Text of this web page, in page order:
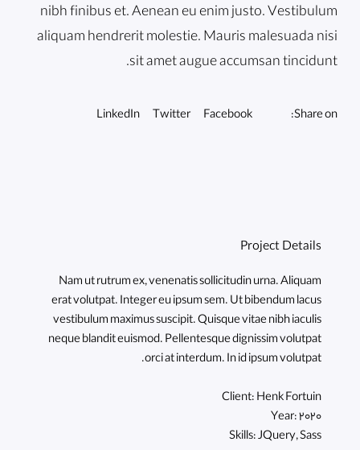
nibh finibus et. Aenean eu enim justo. Vestibulum
aliquam hendrerit molestie. Mauris malesuada nisi
sit amet augue accumsan tincidunt.
Share on:
Facebook
Twitter
LinkedIn
Project Details
Nam ut rutrum ex, venenatis sollicitudin urna. Aliquam
erat volutpat. Integer eu ipsum sem. Ut bibendum lacus
vestibulum maximus suscipit. Quisque vitae nibh iaculis
neque blandit euismod. Pellentesque dignissim volutpat
orci at interdum. In id ipsum volutpat.
Client:Henk Fortuin
Year:2020
Skills:JQuery, Sass